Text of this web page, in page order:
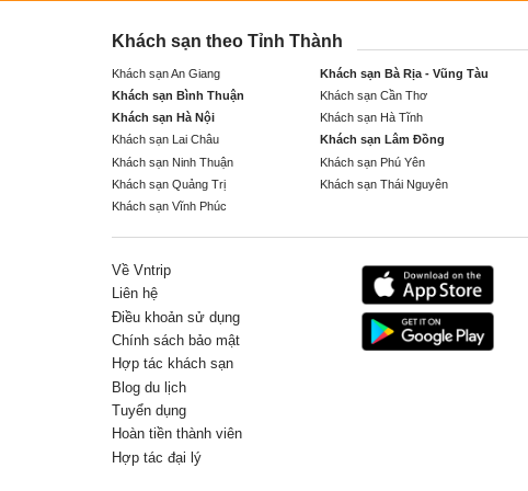
Khách sạn theo Tỉnh Thành
Khách sạn An Giang Khách sạn Bà Rịa - Vũng Tàu
Khách sạn Bình Thuận
Khách sạn Cần Thơ
Khách sạn Hà Nội
Khách sạn Hà Tĩnh
Khách sạn Lai Châu
Khách sạn Lâm Đồng
Khách sạn Ninh Thuận
Khách sạn Phú Yên
Khách sạn Quảng Trị
Khách sạn Thái Nguyên
Khách sạn Vĩnh Phúc
Về Vntrip
Liên hệ
Điều khoản sử dụng
Chính sách bảo mật
Hợp tác khách sạn
Blog du lịch
Tuyển dụng
Hoàn tiền thành viên
Hợp tác đại lý